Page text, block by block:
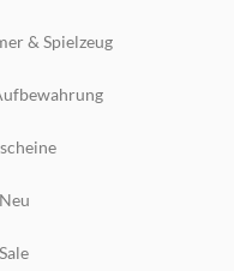
& Spielzeug
Neu
Sale